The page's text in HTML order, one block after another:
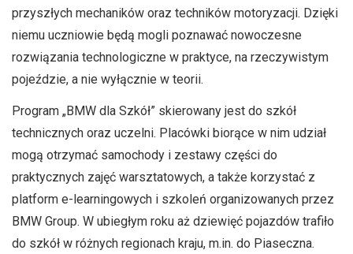
przyszłych mechaników oraz techników motoryzacji. Dzięki
niemu uczniowie będą mogli poznawać nowoczesne
rozwiązania technologiczne w praktyce, na rzeczywistym
pojeździe, a nie wyłącznie w teorii.
Program „BMW dla Szkół” skierowany jest do szkół
technicznych oraz uczelni. Placówki biorące w nim udział
mogą otrzymać samochody i zestawy części do
praktycznych zajęć warsztatowych, a także korzystać z
platform e-learningowych i szkoleń organizowanych przez
BMW Group. W ubiegłym roku aż dziewięć pojazdów trafiło
do szkół w różnych regionach kraju, m.in. do Piaseczna.